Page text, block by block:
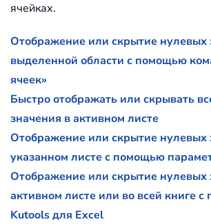
ячейках.
Отображение или скрытие нулевых
выделенной области с помощью
ячеек»
Быстро отображать или скрывать
значения в активном листе
Отображение или скрытие нулевых
указанном листе с помощью
Отображение или скрытие нулевых
активном листе или во всей книге
Kutools для Excel